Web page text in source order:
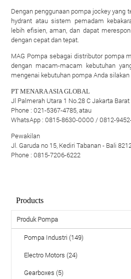
Dengan penggunaan pompa jockey yang
hydrant atau sistem pemadam
lebih efisien, aman, dan dapat
dengan cepat dan tepat.
MAG Pompa sebagai distributor pompa
dengan macam-macam kebutuhan
mengenai kebutuhan pompa Anda silakan
PT MENARA ASIA GLOBAL
Jl Palmerah Utara 1 No.28 C Jakarta
Phone : 021-5367-4785, atau
WhatsApp : 0815-8630-0000 / 0812-
Pewakilan
Jl. Garuda no 15, Kediri Tabanan - Bali
Phone : 0815-7206-6222
Products
Produk Pompa
Pompa Industri (149)
Electro Motors (24)
Gearboxes (5)